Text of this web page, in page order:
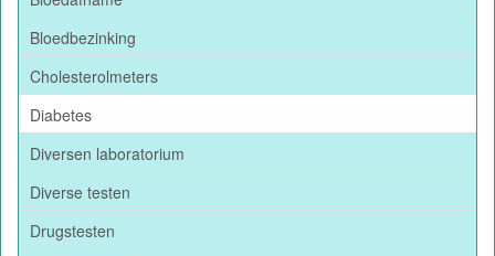
Bloedbezinking
Cholesterolmeters
Diabetes
Diversen laboratorium
Diverse testen
Drugstesten